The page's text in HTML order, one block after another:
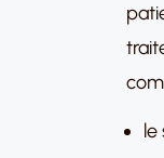
le